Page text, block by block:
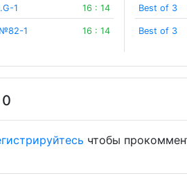
1 16 : 14
1 16 : 14
Best of 3
Best of 3
чтобы